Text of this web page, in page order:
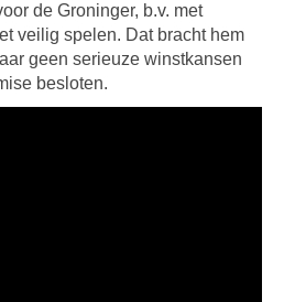
de Groninger, b.v. met
veilig spelen. Dat bracht hem
geen serieuze winstkansen
besloten.